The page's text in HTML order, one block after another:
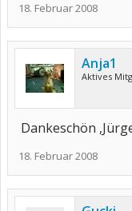
18. Februar 2008
Anja1
Aktives
Dankeschön
18. Februar 2008